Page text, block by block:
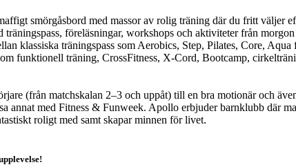
smörgåsbord med massor av rolig träning där du fritt väljer
träningspass, föreläsningar, workshops och aktiviteter från
klassiska träningspass som Aerobics, Step, Pilates, Core,
funktionell träning, CrossFitness, X-Cord, Bootcamp,
(från matchskalan 2–3 och uppåt) till en bra motionär och
annat med Fitness & Funweek. Apollo erbjuder barnklubb där
roligt med samt skapar minnen för livet.